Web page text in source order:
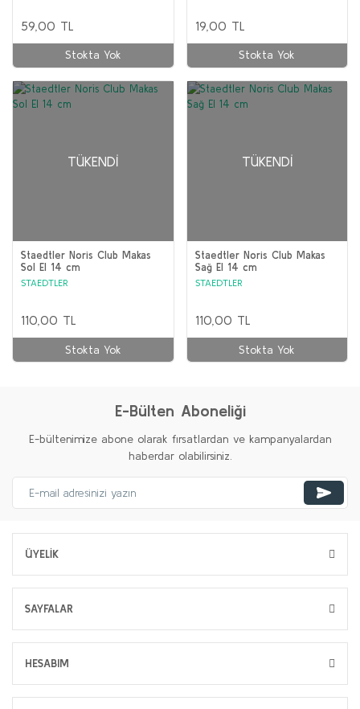
59,00 TL
Stokta Yok
19,00 TL
Stokta Yok
TÜKENDI
Staedtler Noris Club Makas
Sol El 14 cm
STAEDTLER
110,00 TL
Stokta Yok
TÜKENDI
Staedtler Noris Club Makas
Sağ El 14 cm
STAEDTLER
110,00 TL
Stokta Yok
E-Bülten Aboneliği
E-bültenimize abone olarak fırsatlardan ve kampanyalardan
haberdar olabilirsiniz.
ÜYELİK
SAYFALAR
HESABIM